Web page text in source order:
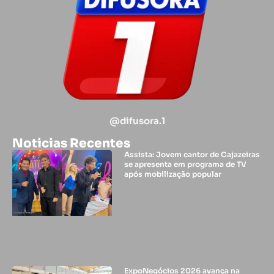
@difusora.1
Noticias Recentes
Assista: Jovem cantor de Cajazeiras
se apresenta em programa de TV
após mobilização popular
ExpoNegócios 2026 avança na